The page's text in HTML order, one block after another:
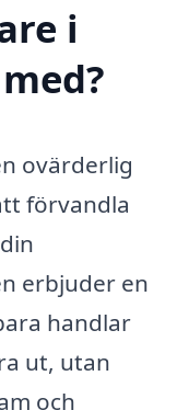
i
ovärderlig
förvandla
erbjuder en
handlar
ut, utan
och